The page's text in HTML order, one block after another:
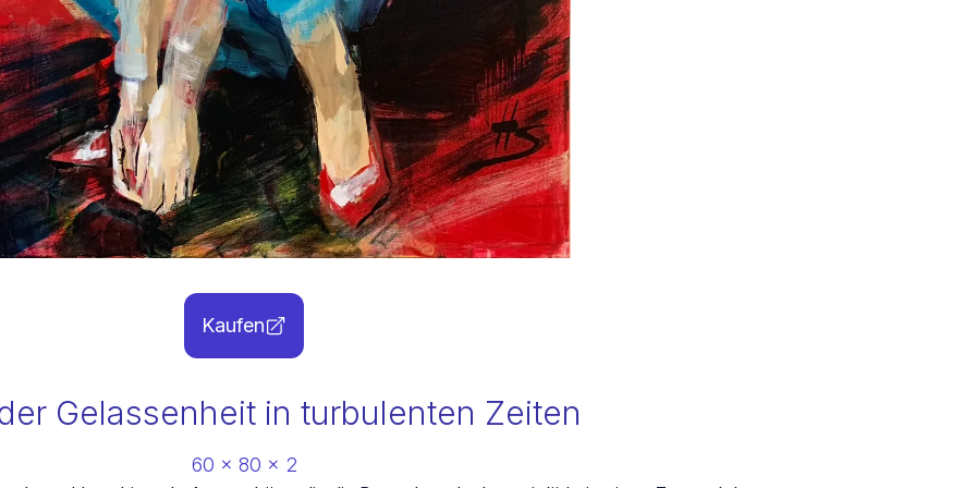
Kaufen
Gelassenheit in turbulenten Zeiten
60 x 80 x 2